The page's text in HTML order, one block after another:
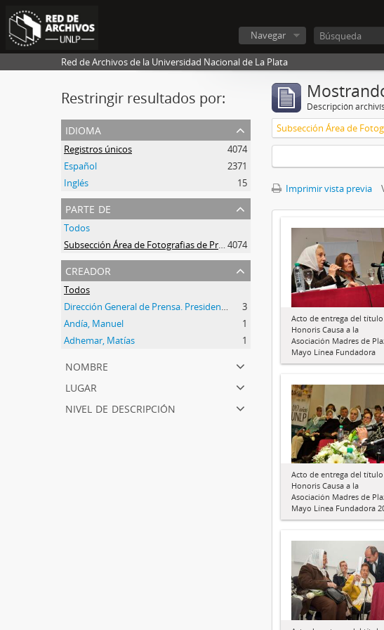
Navegar
Red de Archivos de la Universidad Nacional de La Plata
Restringir resultados por:
idioma
Registros únicos
4074
Español
2371
Inglés
15
parte de
Todos
Subsección Área de Fotografias de Prensa 4074
creador
Todos
Dirección General de Prensa. Presidencia UNLP
3
Andía, Manuel
1
Adhemar, Matías
1
nombre
lugar
nivel de descripción
Descripción
Imprimir vista previa
Acto de entrega del
Honoris Causa a la
Asociación Madres de
Mayo Línea Fundadora
Acto de entrega del
Honoris Causa a la
Asociación Madres de
Mayo Línea Fundadora